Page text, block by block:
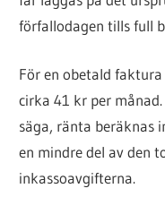
förfallodagen tills full
För en obetald
cirka 41 kr per
säga, ränta beräknas
en mindre del av den
inkassoavgifterna.